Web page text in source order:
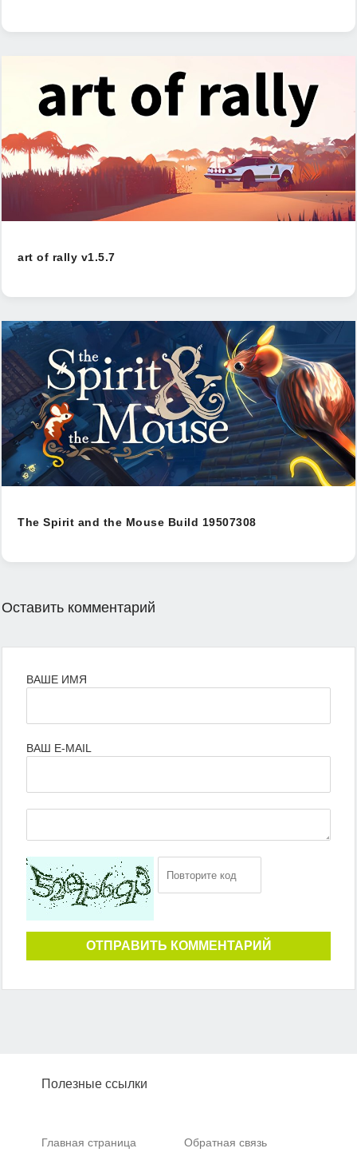
art of rally v1.5.7
The Spirit and the Mouse Build 19507308
Оставить комментарий
ВАШЕ ИМЯ
ВАШ E-MAIL
ОТПРАВИТЬ КОММЕНТАРИЙ
Полезные ссылки
Главная страница Обратная связь